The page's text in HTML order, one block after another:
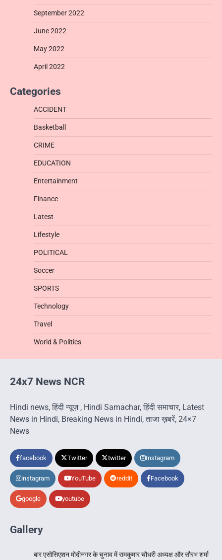
September 2022
June 2022
May 2022
April 2022
Categories
ACCIDENT
Basketball
CRIME
EDUCATION
Entertainment
Finance
Latest
Lifestyle
POLITICAL
Soccer
SPORTS
Technology
Travel
World & Politics
24x7 News NCR
Hindi news, हिंदी न्यूज़ , Hindi Samachar, हिंदी समाचार, Latest
News in Hindi, Breaking News in Hindi, ताजा ख़बरें, 24×7
News
facebook Twitter twitter Instagram
instagram YouTube reddit Facebook
google youtube
Gallery
बार एसोसिएशन मोदीनगर के चुनाव में रामकुमार चौधरी अध्यक्ष और सौरभ शर्मा